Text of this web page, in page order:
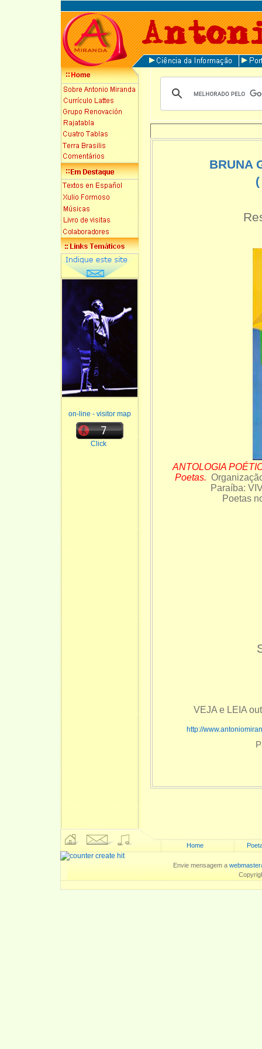
on-line - visitor map
Click
BRUNA
ANTOLOGIA
Poetas.
Paraíba:
Poetas
VEJA e LEIA
http://
Home
Envie mensagem a